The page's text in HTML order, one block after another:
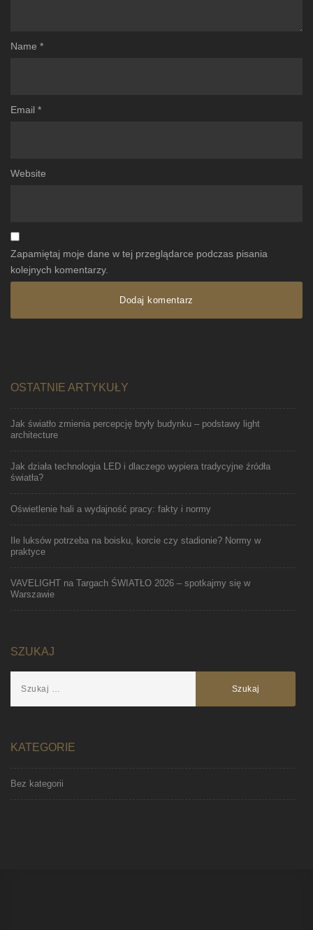
Name *
Email *
Website
Zapamiętaj moje dane w tej przeglądarce podczas pisania
kolejnych komentarzy.
OSTATNIE ARTYKUŁY
Jak światło zmienia percepcję bryły budynku – podstawy light
architecture
Jak działa technologia LED i dlaczego wypiera tradycyjne źródła
światła?
Oświetlenie hali a wydajność pracy: fakty i normy
Ile luksów potrzeba na boisku, korcie czy stadionie? Normy w
praktyce
VAVELIGHT na Targach ŚWIATŁO 2026 – spotkajmy się w
Warszawie
SZUKAJ
KATEGORIE
Bez kategorii